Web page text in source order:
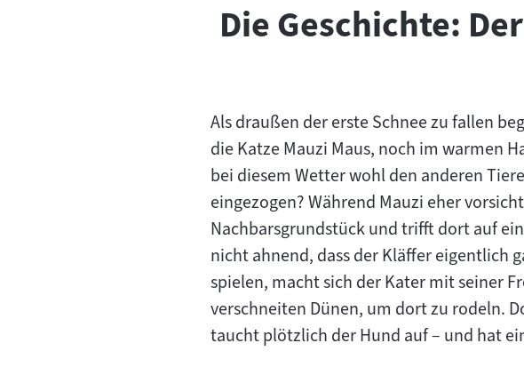
Die Geschichte:
Als draußen der erste Schnee zu fallen
die Katze Mauzi Maus, noch im warmen
bei diesem Wetter wohl den anderen
eingezogen? Während Mauzi eher
Nachbarsgrundstück und trifft dort auf
nicht ahnend, dass der Kläffer eigentlich
spielen, macht sich der Kater mit seiner
verschneiten Dünen, um dort zu rodeln.
taucht plötzlich der Hund auf – und hat